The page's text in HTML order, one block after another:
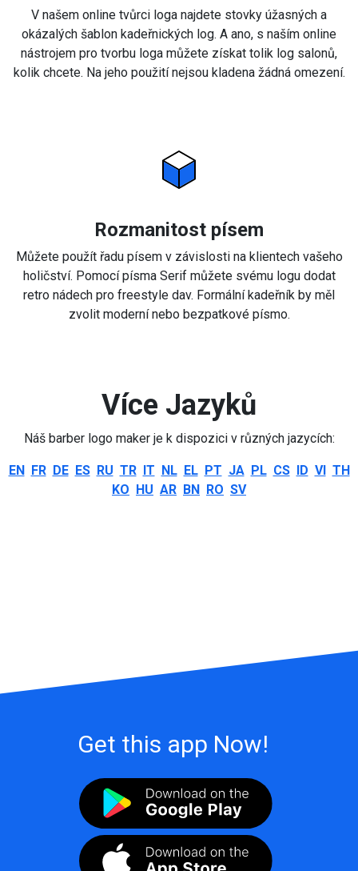
V našem online tvůrci loga najdete stovky úžasných a
okázalých šablon kadeřnických log. A ano, s naším online
nástrojem pro tvorbu loga můžete získat tolik log salonů,
kolik chcete. Na jeho použití nejsou kladena žádná omezení.
Rozmanitost písem
Můžete použít řadu písem v závislosti na klientech vašeho
holičství. Pomocí písma Serif můžete svému logu dodat
retro nádech pro freestyle dav. Formální kadeřník by měl
zvolit moderní nebo bezpatkové písmo.
Více Jazyků
Náš barber logo maker je k dispozici v různých jazycích:
EN FR DE ES RU TR IT NL EL PT JA PL CS ID VI TH
KO HU AR BN RO SV
Get this app Now!